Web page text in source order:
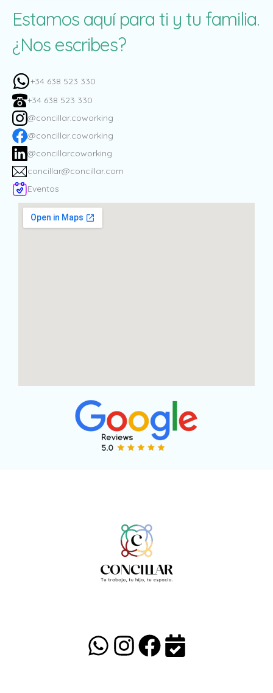
Estamos aquí para ti y tu familia.
¿Nos escribes?
+34 638 523 330
+34 638 523 330
@concillar.coworking
@concillar.coworking
@concillarcoworking
concillar@concillar.com
Eventos